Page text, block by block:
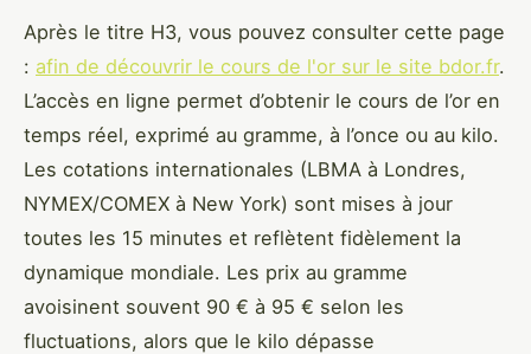
Après le titre H3, vous pouvez consulter cette page
: afin de découvrir le cours de l'or sur le site bdor.fr.
L’accès en ligne permet d’obtenir le cours de l’or en
temps réel, exprimé au gramme, à l’once ou au kilo.
Les cotations internationales (LBMA à Londres,
NYMEX/COMEX à New York) sont mises à jour
toutes les 15 minutes et reflètent fidèlement la
dynamique mondiale. Les prix au gramme
avoisinent souvent 90 € à 95 € selon les
fluctuations, alors que le kilo dépasse